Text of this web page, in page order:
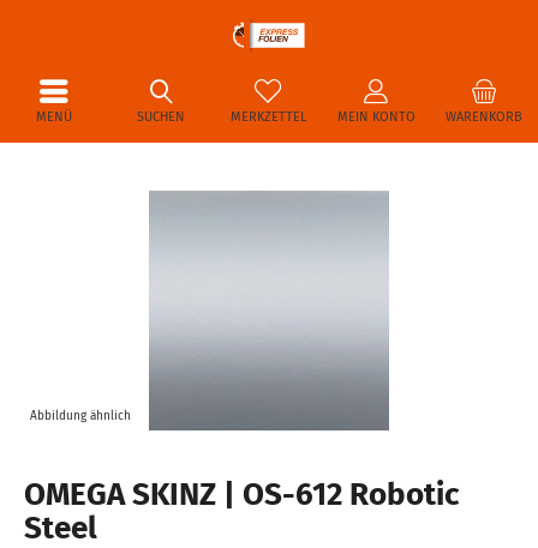
MENÜ WARENKORB
MERKZETTEL MEIN KONTO
SUCHEN
Abbildung ähnlich
OMEGA SKINZ | OS-612 Robotic
Steel